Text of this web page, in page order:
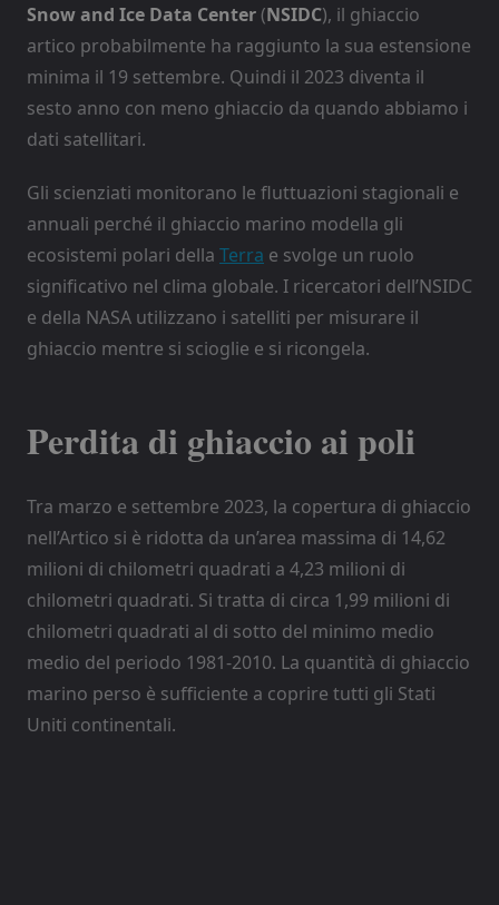
Snow and Ice Data Center(NSIDC), il ghiaccio
artico probabilmente ha raggiunto la sua estensione
minima il 19 settembre. Quindi il 2023 diventa il
sesto anno con meno ghiaccio da quando abbiamo i
dati satellitari.
Gli scienziati monitorano le fluttuazioni stagionali e
annuali perché il ghiaccio marino modella gli
ecosistemi polari della Terra e svolge un ruolo
significativo nel clima globale. I ricercatori dell’NSIDC
e della NASA utilizzano i satelliti per misurare il
ghiaccio mentre si scioglie e si ricongela.
Perdita di ghiaccio ai poli
Tra marzo e settembre 2023, la copertura di ghiaccio
nell’Artico si è ridotta da un’area massima di 14,62
milioni di chilometri quadrati a 4,23 milioni di
chilometri quadrati. Si tratta di circa 1,99 milioni di
chilometri quadrati al di sotto del minimo medio
medio del periodo 1981-2010. La quantità di ghiaccio
marino perso è sufficiente a coprire tutti gli Stati
Uniti continentali.